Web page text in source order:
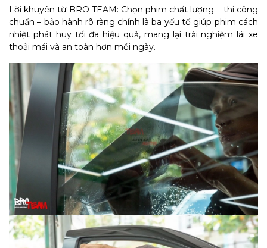
Lời khuyên từ BRO TEAM: Chọn phim chất lượng – thi công
chuẩn – bảo hành rõ ràng chính là ba yếu tố giúp phim cách
nhiệt phát huy tối đa hiệu quả, mang lại trải nghiệm lái xe
thoải mái và an toàn hơn mỗi ngày.